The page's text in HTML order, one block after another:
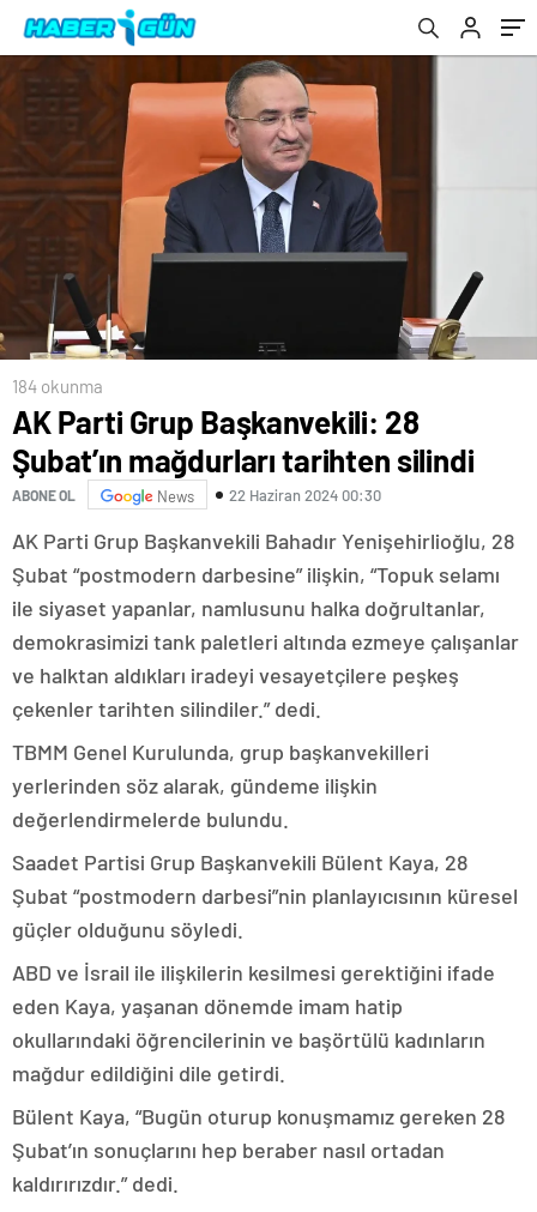
184 okunma
AK Parti Grup Başkanvekili: 28
Şubat’ın mağdurları tarihten silindi
ABONE OL News 22 Haziran 2024 00:30
AK Parti Grup Başkanvekili Bahadır Yenişehirlioğlu, 28
Şubat “postmodern darbesine” ilişkin, “Topuk selamı
ile siyaset yapanlar, namlusunu halka doğrultanlar,
demokrasimizi tank paletleri altında ezmeye çalışanlar
ve halktan aldıkları iradeyi vesayetçilere peşkeş
çekenler tarihten silindiler.” dedi.
TBMM Genel Kurulunda, grup başkanvekilleri
yerlerinden söz alarak, gündeme ilişkin
değerlendirmelerde bulundu.
Saadet Partisi Grup Başkanvekili Bülent Kaya, 28
Şubat “postmodern darbesi”nin planlayıcısının küresel
güçler olduğunu söyledi.
ABD ve İsrail ile ilişkilerin kesilmesi gerektiğini ifade
eden Kaya, yaşanan dönemde imam hatip
okullarındaki öğrencilerinin ve başörtülü kadınların
mağdur edildiğini dile getirdi.
Bülent Kaya, “Bugün oturup konuşmamız gereken 28
Şubat’ın sonuçlarını hep beraber nasıl ortadan
kaldırırızdır.” dedi.